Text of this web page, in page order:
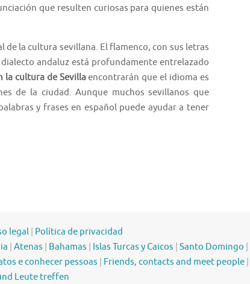
que resulten curiosas para quienes están
de la cultura sevillana. El flamenco, con sus letras
andaluz está profundamente entrelazado
la cultura de Sevillaencontrarán que el idioma es
de la ciudad. Aunque muchos sevillanos que
y frases en español puede ayudar a tener
legal Política de privacidad
Atenas Bahamas Islas Turcas y Caicos Santo Domingo
e conhecer pessoas Friends, contacts and meet people
Leute treffen